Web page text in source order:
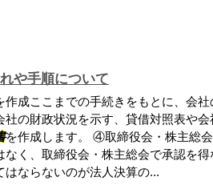
や手順について
作成ここまでの手続きをもとに、会
社の財政状況を示す、貸借対照表や
を作成します。 ④取締役会・株主総
なく、取締役会・株主総会で承認を
はならないのが法人決算の...